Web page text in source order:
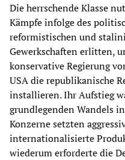
Die herrschende Klasse
Kämpfe infolge des
reformistischen und
Gewerkschaften erlitten,
konservative Regierung
USA die republikanische
installieren. Ihr Aufstieg
grundlegenden Wandels
Konzerne setzten
internationalisierte
wiederum erforderte die